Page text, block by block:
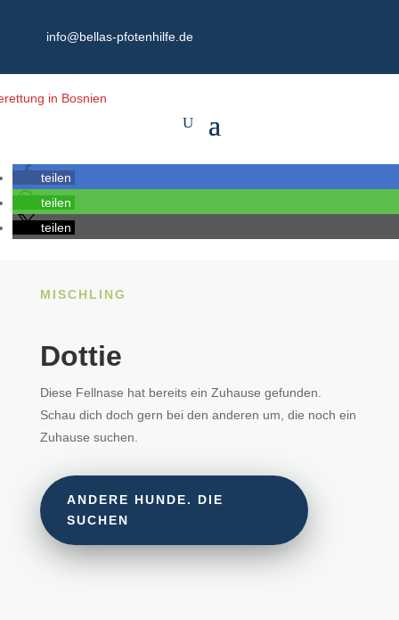
info@bellas-pfotenhilfe.de
teilen
teilen
teilen
MISCHLING
Dottie
Diese Fellnase hat bereits ein Zuhause gefunden.
Schau dich doch gern bei den anderen um, die noch ein
Zuhause suchen.
ANDERE HUNDE. DIE
SUCHEN